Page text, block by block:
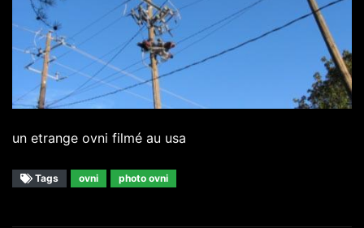
un etrange ovni filmé au usa
Tags ovni photo ovni